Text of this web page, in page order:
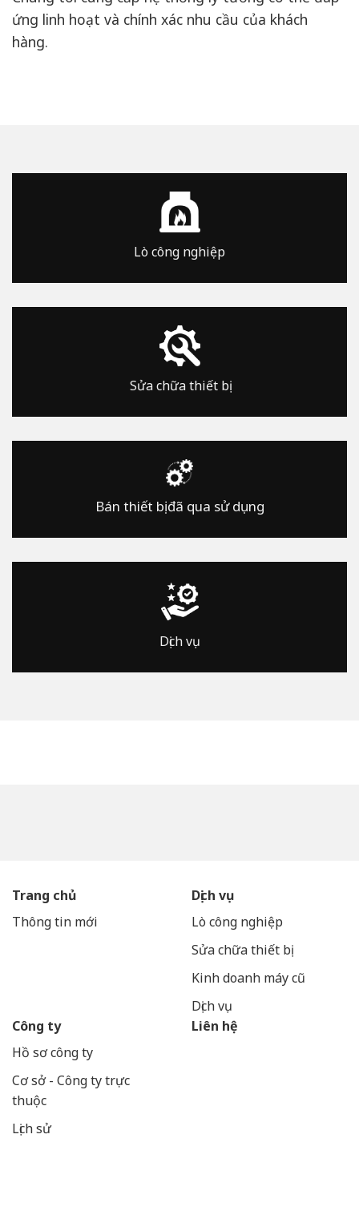
ứng linh hoạt và chính xác nhu cầu của khách
hàng.
Lò công nghiệp
Sửa chữa thiết bị
Bán thiết bị đã qua sử dụng
Dịch vụ
Trang chủ
Thông tin mới
Dịch vụ
Lò công nghiệp
Sửa chữa thiết bị
Kinh doanh máy cũ
Dịch vụ
Công ty
Hồ sơ công ty
Cơ sở - Công ty trực
thuộc
Lịch sử
Liên hệ